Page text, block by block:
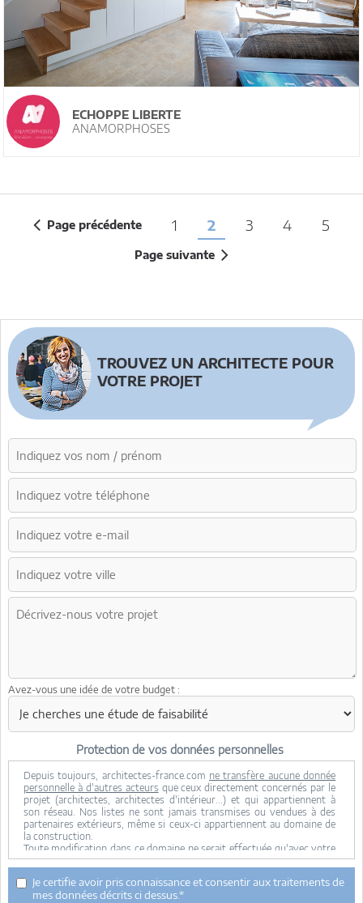
ECHOPPE LIBERTE
ANAMORPHOSES
Page précédente 1 2 3 4 5
Page suivante
TROUVEZ UN ARCHITECTE POUR
VOTRE PROJET
Avez-vous une idée de votre budget :
Protection de vos données personnelles
Depuis toujours, architectes-france.com ne transfère aucune donnée
personnelle à d'autres acteurs que ceux directement concernés par le
projet (architectes, architectes d'intérieur...) et qui appartiennent à
son réseau. Nos listes ne sont jamais transmises ou vendues à des
partenaires extérieurs, même si ceux-ci appartiennent au domaine de
la construction.
Toute modification dans ce domaine ne serait effectuée qu'avec votre
consentement.
Je consens à ce que mes données personnelles soient collectées pour
permettre à architectes-france de transférer votre projet aux
Je certifie avoir pris connaissance et consentir aux traitements de
mes données décrits ci dessus.*